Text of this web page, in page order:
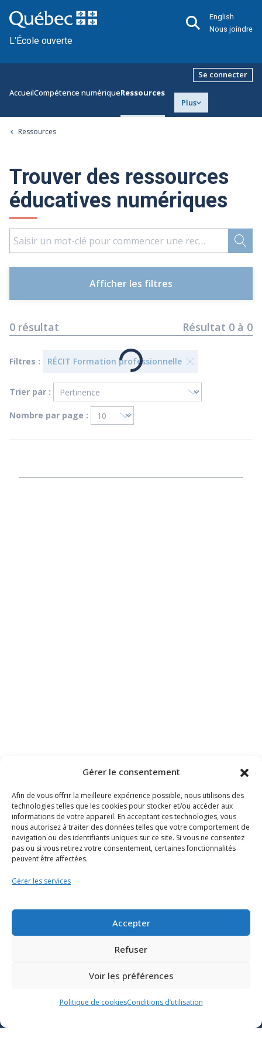
Gérer le consentement
Afin de vous offrir la meilleure expérience possible, nous utilisons des
technologies telles que les cookies pour stocker et/ou accéder aux
informations de votre appareil. En acceptant ces technologies, vous
nous autorisez à traiter des données telles que votre comportement de
navigation ou des identifiants uniques sur ce site. Si vous ne consentez
pas ou si vous retirez votre consentement, certaines fonctionnalités
peuvent être affectées.
Gérer les services
Accepter
Refuser
Voir les préférences
Politique de cookiesConditions d’utilisation
L'École ouverte
English
Nous joindre
AccueilCompétence numériqueRessources
Plus
Se connecter
Ressources
Trouver des ressources
éducatives numériques
Afficher les filtres
0 résultat Résultat 0 à 0
Filtres : RÉCIT Formation professionnelle
Trier par :
Nombre par page :
Soutien scolaire
Formation
ministère de l’Éducation sur